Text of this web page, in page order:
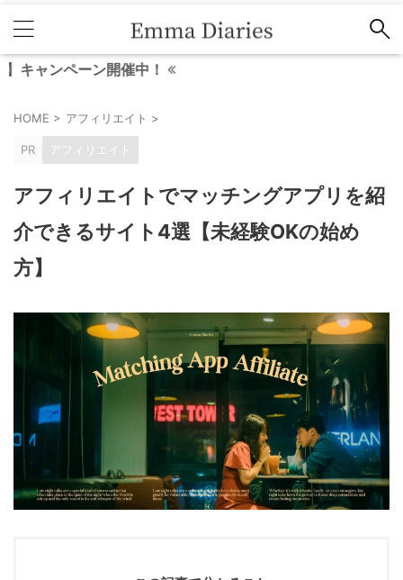
ン開催中！
HOME > アフィリエイト >
PR アフィリエイト
アフィリエイトでマッチングアプリを紹
介できるサイト4選【未経験OKの始め
方】